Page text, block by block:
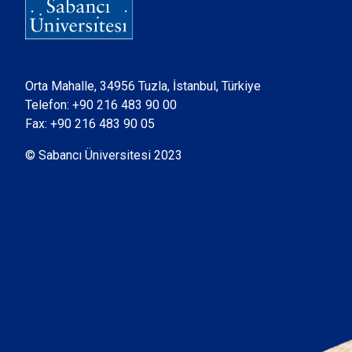
Orta Mahalle, 34956 Tuzla, İstanbul, Türkiye
Telefon: +90 216 483 90 00
Fax: +90 216 483 90 05
© Sabancı Üniversitesi 2023